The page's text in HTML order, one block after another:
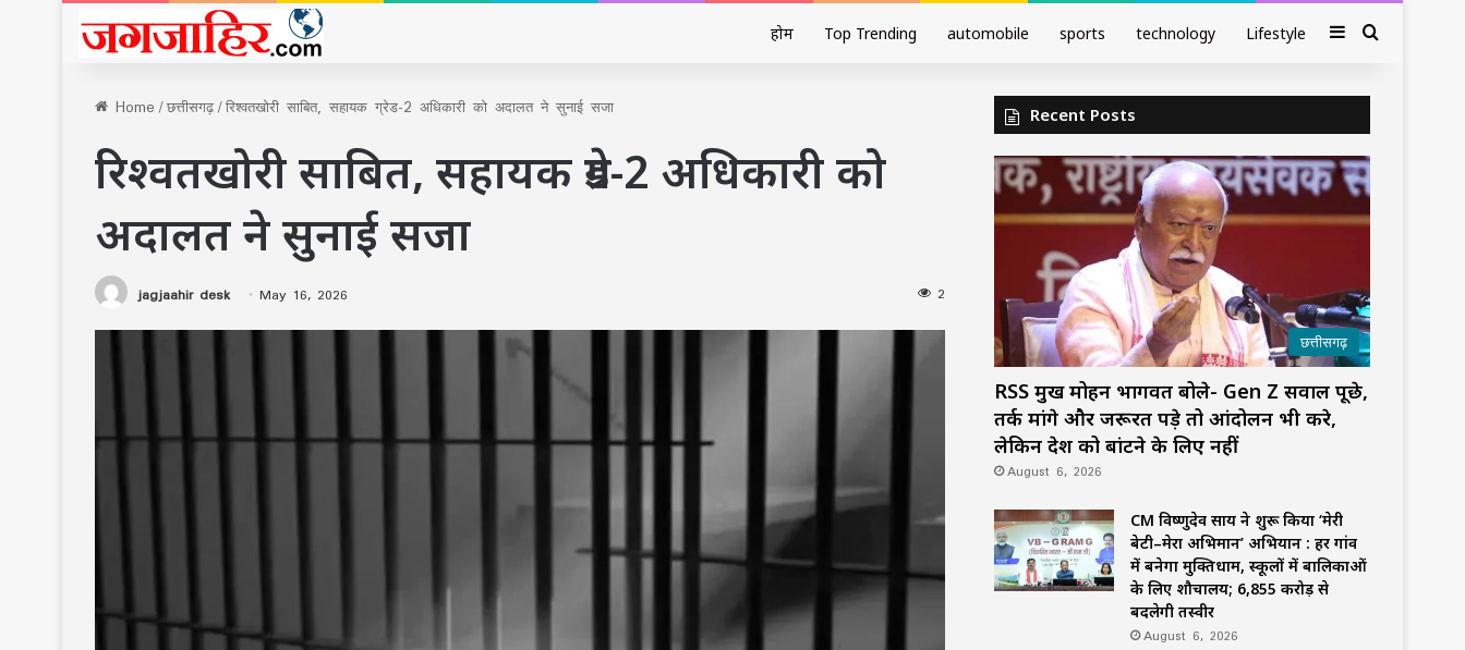
होम Top Trending automobile sports technology Lifestyle SidebarSearch
Home/छत्तीसगढ़/रिश्वतखोरी साबित, सहायक ग्रेड-2 अधिकारी को अदालत ने सुनाई सजा
रिश्वतखोरी साबित, सहायक ग्रेड-2 अधिकारी को
अदालत ने सुनाई सजा
jagjaahir desk May 16, 2026 2
Recent Posts
छत्तीसगढ़
RSS प्रमुख मोहन भागवत बोले- Gen Z सवाल पूछे,
तर्क मांगे और जरूरत पड़े तो आंदोलन भी करे,
लेकिन देश को बांटने के लिए नहीं
August 6, 2026
CM विष्णुदेव साय ने शुरू किया ‘मेरी
बेटी–मेरा अभिमान’ अभियान : हर गांव
में बनेगा मुक्तिधाम, स्कूलों में बालिकाओं
के लिए शौचालय; 6,855 करोड़ से
बदलेगी तस्वीर
August 6, 2026